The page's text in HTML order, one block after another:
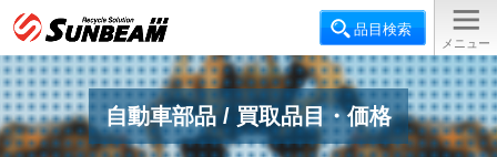
自動車部品 / 買取品目・価格